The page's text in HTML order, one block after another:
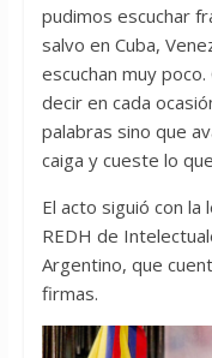
pudimos escuchar
salvo en Cuba,
escuchan muy
decir en cada
palabras sino que
caiga y cueste lo
El acto siguió con la
REDH de
Argentino, que
firmas.